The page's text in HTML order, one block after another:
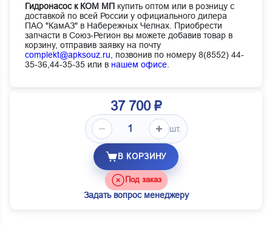
Гидронасос к КОМ МП купить оптом или в розницу с
доставкой по всей России у официального дилера
ПАО "КамАЗ" в Набережных Челнах. Приобрести
запчасти в Союз-Регион вы можете добавив товар в
корзину, отправив заявку на почту
complekt@apksouz.ru,
позвонив по номеру 8(8552) 44-
35-36,44-35-35 или в нашем офисе
37 700 ₽
шт.
В КОРЗИНУ
Под заказ
Задать вопрос менеджеру